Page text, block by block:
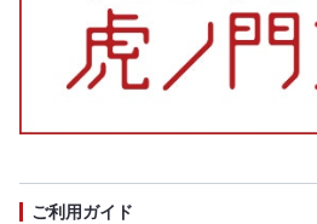
ご利用ガイド